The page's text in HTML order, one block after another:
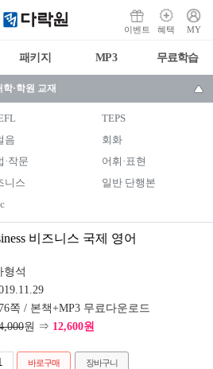
이벤트 혜택 MY
패키지 MP3 무료학습
학·학원 교재
TEPS
음
회화
·작문
어휘·표현
니스
일반 단행본
비즈니스 국제 영어
형석
쪽 / 본책+MP3 무료다운로드
원 ⇒ 12,600원
바로구매 장바구니